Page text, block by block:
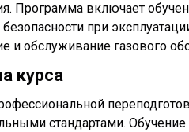
Программа включает
при
и обслуживание газового
курса
стандартами.